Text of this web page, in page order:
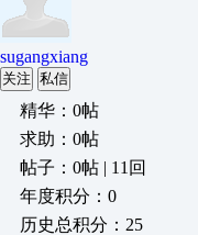
sugangxiang
关注 私信
精华：0帖
求助：0帖
帖子：0帖 | 11回
年度积分：0
历史总积分：25